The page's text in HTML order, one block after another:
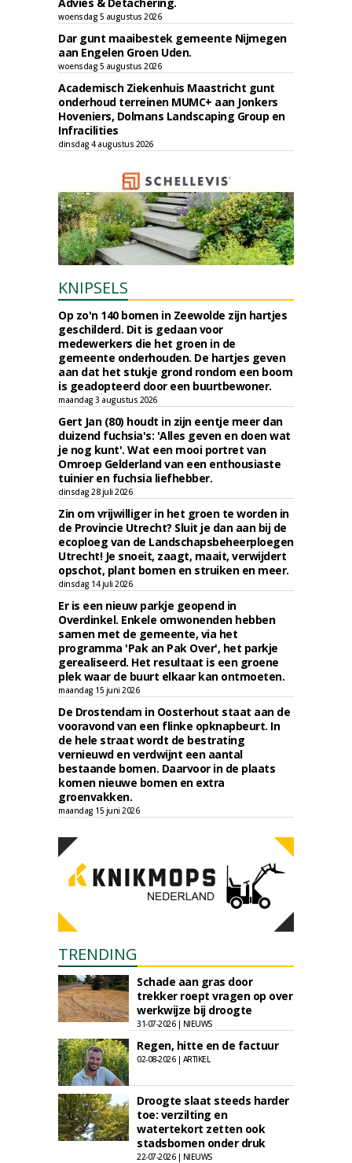
woensdag 5 augustus 2026
Dar gunt maaibestek gemeente Nijmegen
aan Engelen Groen Uden.
woensdag 5 augustus 2026
Academisch Ziekenhuis Maastricht gunt
onderhoud terreinen MUMC+ aan Jonkers
Hoveniers, Dolmans Landscaping Group en
Infracilities
dinsdag 4 augustus 2026
KNIPSELS
Op zo'n 140 bomen in Zeewolde zijn hartjes
geschilderd. Dit is gedaan voor
medewerkers die het groen in de
gemeente onderhouden. De hartjes geven
aan dat het stukje grond rondom een boom
is geadopteerd door een buurtbewoner.
maandag 3 augustus 2026
Gert Jan (80) houdt in zijn eentje meer dan
duizend fuchsia's: 'Alles geven en doen wat
je nog kunt'. Wat een mooi portret van
Omroep Gelderland van een enthousiaste
tuinier en fuchsia liefhebber.
dinsdag 28 juli 2026
Zin om vrijwilliger in het groen te worden in
de Provincie Utrecht? Sluit je dan aan bij de
ecoploeg van de Landschapsbeheerploegen
Utrecht! Je snoeit, zaagt, maait, verwijdert
opschot, plant bomen en struiken en meer.
dinsdag 14 juli 2026
Er is een nieuw parkje geopend in
Overdinkel. Enkele omwonenden hebben
samen met de gemeente, via het
programma 'Pak an Pak Over', het parkje
gerealiseerd. Het resultaat is een groene
plek waar de buurt elkaar kan ontmoeten.
maandag 15 juni 2026
De Drostendam in Oosterhout staat aan de
vooravond van een flinke opknapbeurt. In
de hele straat wordt de bestrating
vernieuwd en verdwijnt een aantal
bestaande bomen. Daarvoor in de plaats
komen nieuwe bomen en extra
groenvakken.
maandag 15 juni 2026
TRENDING
Schade aan gras door
trekker roept vragen op over
werkwijze bij droogte
31-07-2026 | NIEUWS
Regen, hitte en de factuur
02-08-2026 | ARTIKEL
Droogte slaat steeds harder
toe: verzilting en
watertekort zetten ook
stadsbomen onder druk
22-07-2026 | NIEUWS